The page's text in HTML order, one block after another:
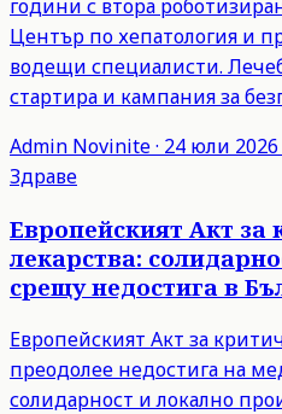
години с втора
Център по хепатология и
водещи специалисти.
стартира и кампания за
Admin Novinite· 24 юли 2026
Здраве
Европейският Акт за
лекарства:
срещу недостига в
Европейският Акт за
преодолее недостига на
солидарност и локално